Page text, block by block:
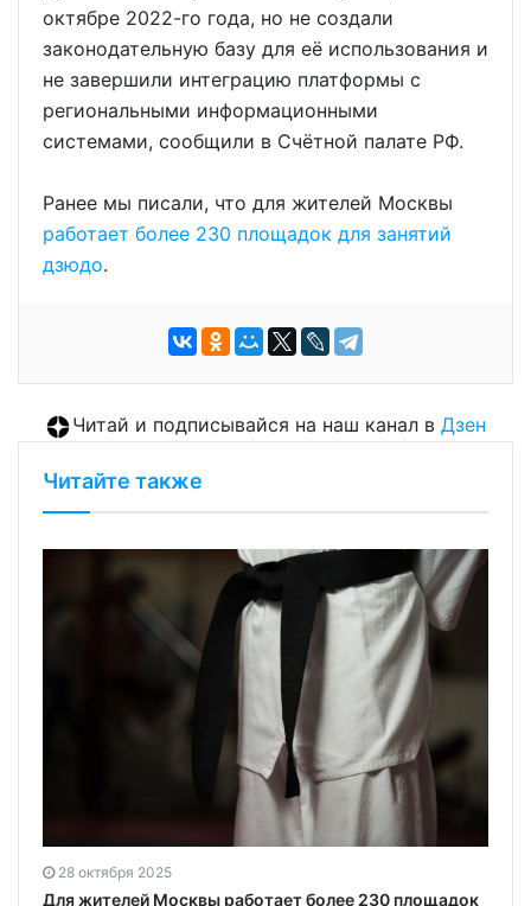
октябре 2022-го года, но не создали
законодательную базу для её использования и
не завершили интеграцию платформы с
региональными информационными
системами, сообщили в Счётной палате РФ.
Ранее мы писали, что для жителей Москвы
работает более 230 площадок для занятий
дзюдо.
Читай и подписывайся на наш канал в Дзен
Читайте также
28 октября 2025
Для жителей Москвы работает более 230 площадок